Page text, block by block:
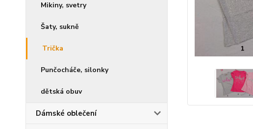
Mikiny, svetry
Šaty, sukně
Trička
Punčocháče, silonky
dětská obuv
Dámské oblečení